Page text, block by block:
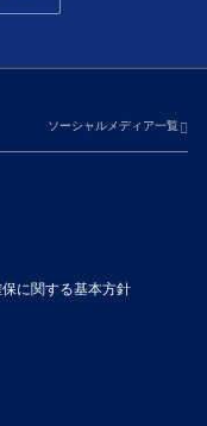
ソーシャルメディア一覧
に関する基本方針